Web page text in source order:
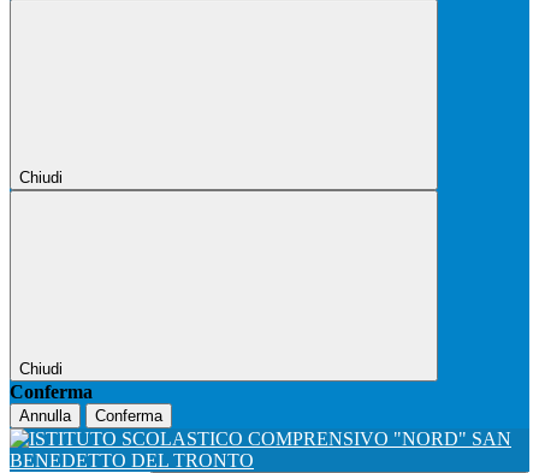
Chiudi
Chiudi
Conferma
Annulla Conferma